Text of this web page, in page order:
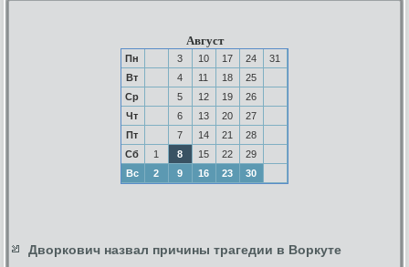
Август
Пн 3 10 17 24
31
Вт
4 11 18
25
Ср
5 12 19
26
Чт
6 13 20
27
Пт
7 14 21
28
Сб
1 8 15 22
29
Вс
2 9 16 23 30
Дворкович назвал причины трагедии в Воркуте